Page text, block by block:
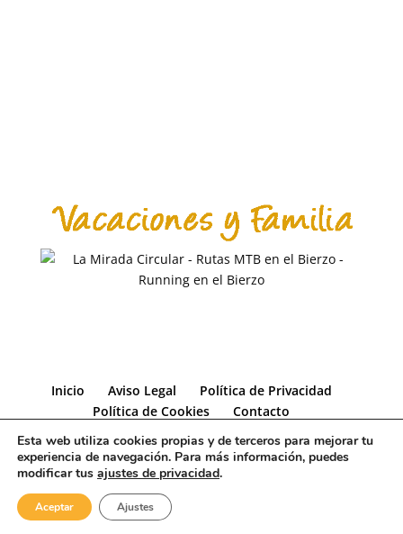
Inicio Aviso Legal
Política de Privacidad
Política de Cookies
Contacto
©2026 VacacionesconHijos.com
Binatur I+D
Esta web utiliza cookies propias y de terceros para mejorar tu
experiencia de navegación. Para más información, puedes
modificar tus ajustes de privacidad.
Aceptar Ajustes